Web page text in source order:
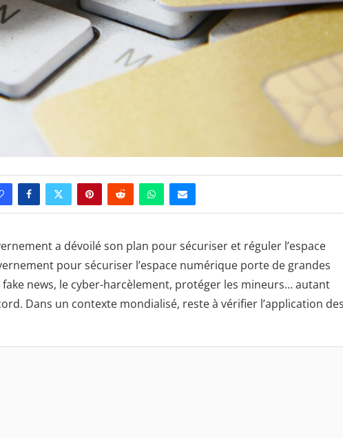
a dévoilé son plan pour sécuriser et réguler l’espace
pour sécuriser l’espace numérique porte de grandes
news, le cyber-harcèlement, protéger les mineurs… autant
Dans un contexte mondialisé, reste à vérifier l’application des